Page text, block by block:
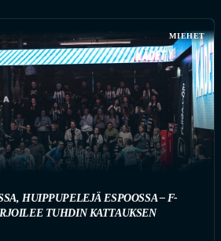
MIEHET
HUIPPUPELEJÄ ESPOOSSA – F-
TUHDIN KATTAUKSEN